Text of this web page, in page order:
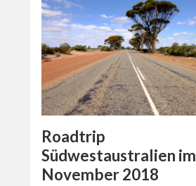
Roadtrip
Südwestaustralien im
November 2018